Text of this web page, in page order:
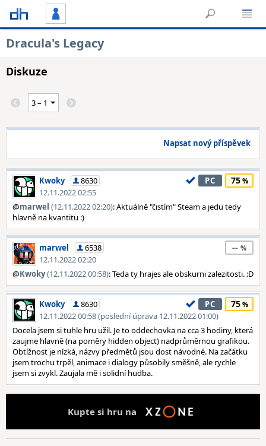
Dracula's Legacy
Diskuze
Napsat nový příspěvek
Kwoky
8630
12.11.2022 02:55
PC 75
@marwel (12.11.2022 02:20): Aktuálně "čistím" Steam a jedu tedy
hlavně na kvantitu :)
marwel
6538
12.11.2022 02:20
--
@Kwoky(12.11.2022 00:58): Teda ty hrajes ale obskurni zalezitosti. :D
Kwoky
8630
12.11.2022 00:58 (poslední úprava 12.11.2022 01:00)
PC 75
Docela jsem si tuhle hru užil. Je to oddechovka na cca 3 hodiny, která
zaujme hlavně (na poměry hidden object) nadprůměrnou grafikou.
Obtížnost je nízká, názvy předmětů jsou dost návodné. Na začátku
jsem trochu trpěl, animace i dialogy působily směšně, ale rychle
jsem si zvykl. Zaujala mě i solidní hudba.
Kupte si hru na